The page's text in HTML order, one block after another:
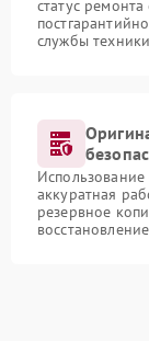
статус
службы техники
аккуратная
резервное